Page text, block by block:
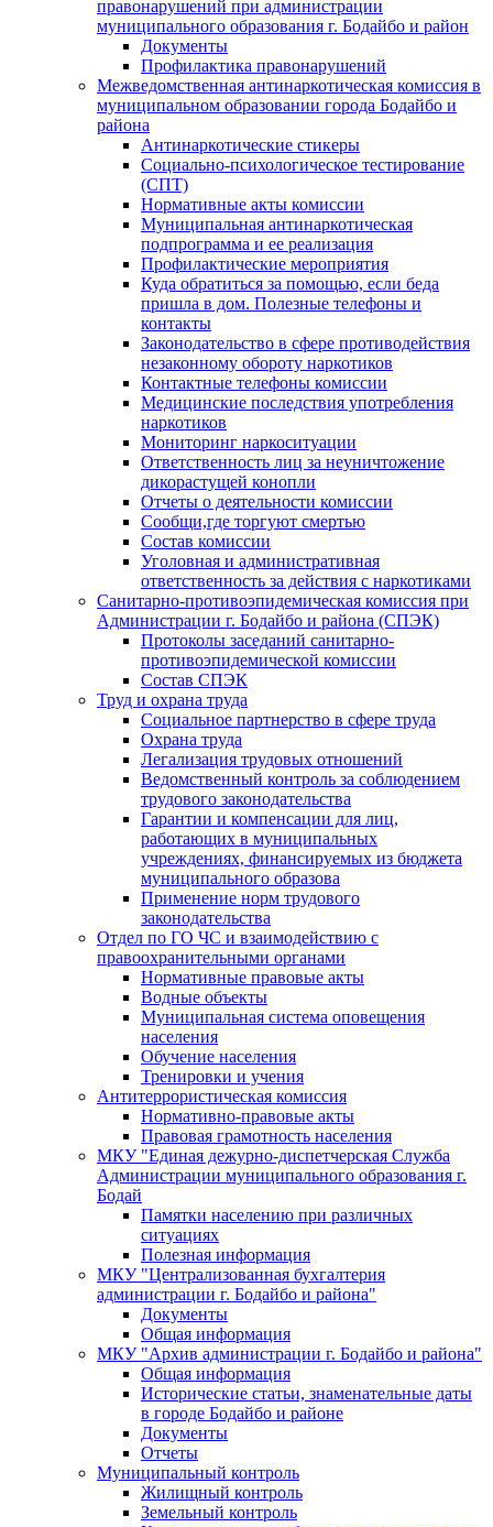
правонарушений при администрации
муниципального образования г. Бодайбо и район
Документы
Профилактика правонарушений
Межведомственная антинаркотическая комиссия в
муниципальном образовании города Бодайбо и
района
Антинаркотические стикеры
Социально-психологическое тестирование
(СПТ)
Нормативные акты комиссии
Муниципальная антинаркотическая
подпрограмма и ее реализация
Профилактические мероприятия
Куда обратиться за помощью, если беда
пришла в дом. Полезные телефоны и
контакты
Законодательство в сфере противодействия
незаконному обороту наркотиков
Контактные телефоны комиссии
Медицинские последствия употребления
наркотиков
Мониторинг наркоситуации
Ответственность лиц за неуничтожение
дикорастущей конопли
Отчеты о деятельности комиссии
Сообщи,где торгуют смертью
Состав комиссии
Уголовная и административная
ответственность за действия с наркотиками
Санитарно-противоэпидемическая комиссия при
Администрации г. Бодайбо и района (СПЭК)
Протоколы заседаний санитарно-
противоэпидемической комиссии
Состав СПЭК
Труд и охрана труда
Социальное партнерство в сфере труда
Охрана труда
Легализация трудовых отношений
Ведомственный контроль за соблюдением
трудового законодательства
Гарантии и компенсации для лиц,
работающих в муниципальных
учреждениях, финансируемых из бюджета
муниципального образова
Применение норм трудового
законодательства
Отдел по ГО ЧС и взаимодействию с
правоохранительными органами
Нормативные правовые акты
Водные объекты
Муниципальная система оповещения
населения
Обучение населения
Тренировки и учения
Антитеррористическая комиссия
Нормативно-правовые акты
Правовая грамотность населения
МКУ "Единая дежурно-диспетчерская Служба
Администрации муниципального образования г.
Бодай
Памятки населению при различных
ситуациях
Полезная информация
МКУ "Централизованная бухгалтерия
администрации г. Бодайбо и района"
Документы
Общая информация
МКУ "Архив администрации г. Бодайбо и района"
Общая информация
Исторические статьи, знаменательные даты
в городе Бодайбо и районе
Документы
Отчеты
Муниципальный контроль
Жилищный контроль
Земельный контроль